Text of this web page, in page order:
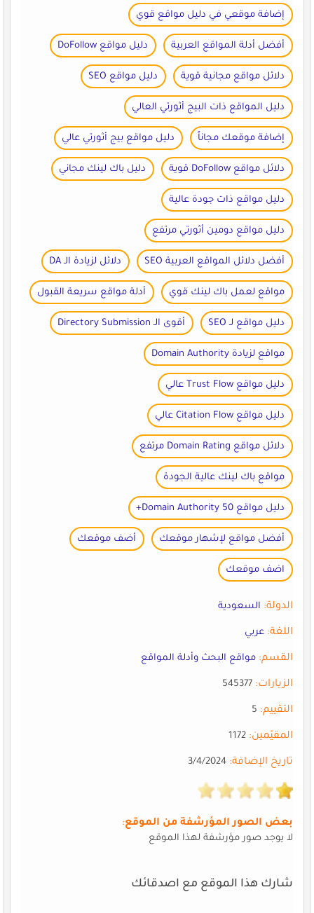
إضافة موقعي في دليل مواقع قوي
أفضل أدلة المواقع العربية دليل مواقع DoFollow
دلائل مواقع مجانية قوية دليل مواقع SEO
دليل المواقع ذات البيج أثورتي العالي
إضافة موقعك مجاناً دليل مواقع بيج أثورتي عالي
دلائل مواقع DoFollow قوية دليل باك لينك مجاني
دليل مواقع ذات جودة عالية
دليل مواقع دومين أثورتي مرتفع
أفضل دلائل المواقع العربية SEO دلائل لزيادة الـ DA
مواقع لعمل باك لينك قوي أدلة مواقع سريعة القبول
دليل مواقع لـ SEO أقوى الـ Directory Submission
مواقع لزيادة Domain Authority
دليل مواقع Trust Flow عالي
دليل مواقع Citation Flow عالي
دلائل مواقع Domain Rating مرتفع
مواقع باك لينك عالية الجودة
دليل مواقع Domain Authority 50+
أفضل مواقع لإشهار موقعك أضف موقعك
اضف موقعك
الدولة: السعودية
اللغة: عربي
القسم: مواقع البحث وأدلة المواقع
الزيارات:545377
التقييم:5
المقيّمين:1172
تاريخ الإضافة:3/4/2024
بعض الصور المؤرشفة من الموقع:
لا يوجد صور مؤرشفة لهذا الموقع
شارك هذا الموقع مع اصدقائك